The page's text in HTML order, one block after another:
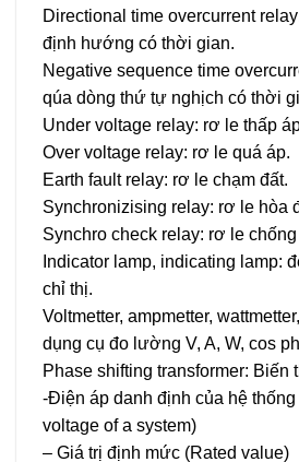
Directional time overcurrent
định hướng có thời gian.
Negative sequence time
qúa dòng thứ tự nghịch có thời
Under voltage relay: rơ le thấp
Over voltage relay: rơ le quá áp.
Earth fault relay: rơ le chạm đất.
Synchronizising relay: rơ le hòa
Synchro check relay: rơ le
Indicator lamp, indicating lamp:
chỉ thị.
Voltmetter, ampmetter,
dụng cụ đo lường V, A, W, cos
Phase shifting transformer: Biến
-Điện áp danh định của hệ thống
voltage of a system)
– Giá trị định mức (Rated value)